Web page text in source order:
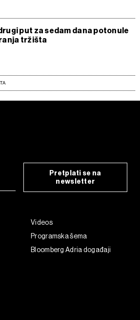
put za sedam dana potonule
tržišta
Pretplati se na
newsletter
Videos
Programska šema
Bloomberg Adria događaji